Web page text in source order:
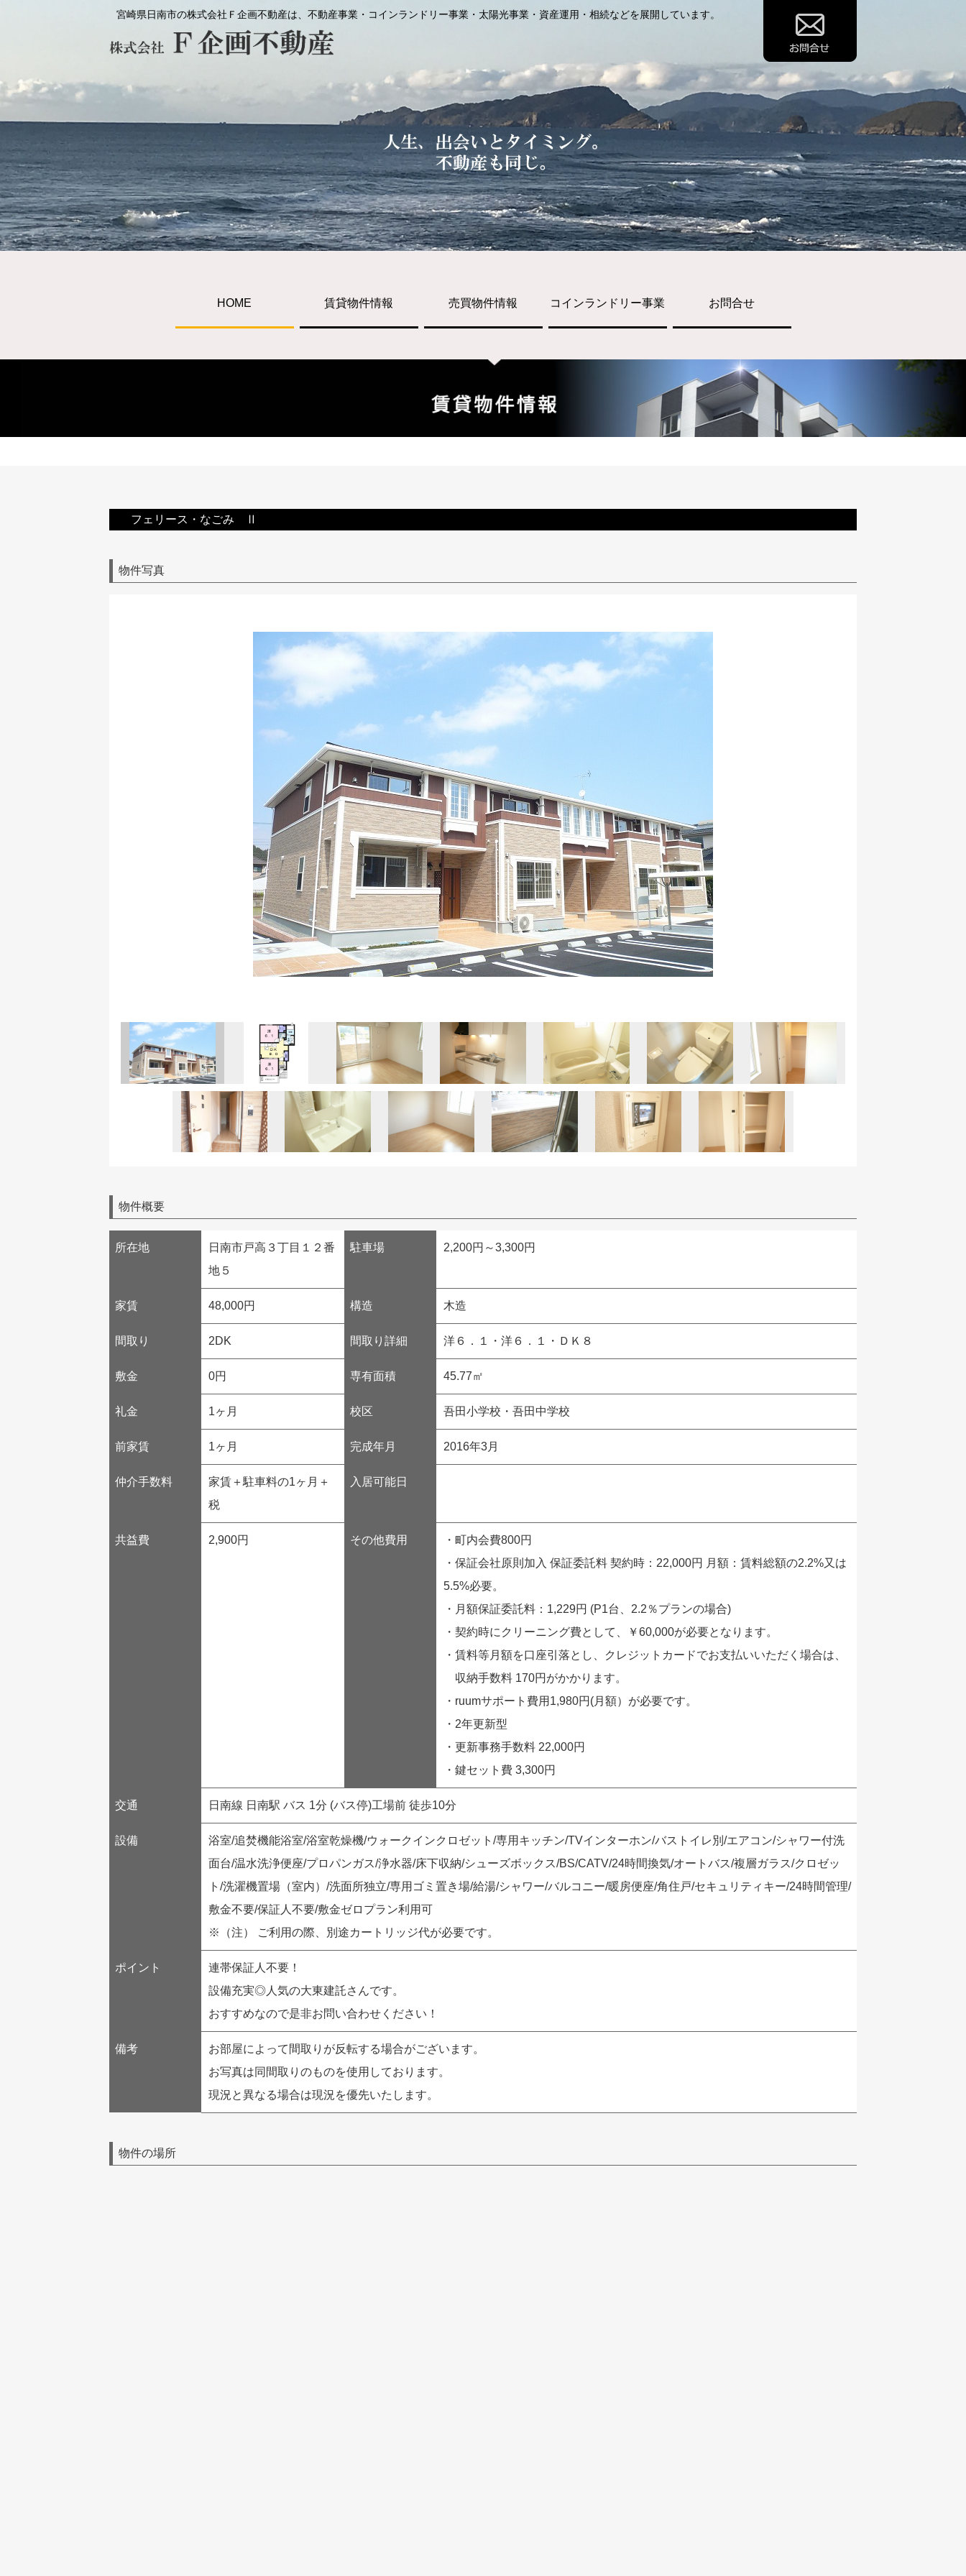
宮崎県日南市の株式会社Ｆ企画不動産は、不動産事業・コインランドリー事業・太陽光事業・資産運用・相続などを展開しています。
HOME 賃貸物件情報 売買物件情報 コインランドリー事業 お問合せ
フェリース・なごみ Ⅱ
物件写真
物件概要
所在地
日南市戸高３丁目１２番
地５
駐車場 2,200円～3,300円
家賃 48,000円 構造 木造
間取り 2DK 間取り詳細 洋６．１・洋６．１・ＤＫ８
敷金 0円 専有面積 45.77㎡
礼金 1ヶ月 校区 吾田小学校・吾田中学校
前家賃 1ヶ月 完成年月 2016年3月
仲介手数料
家賃＋駐車料の1ヶ月＋
税
入居可能日
共益費 2,900円 その他費用
・町内会費800円
・保証会社原則加入 保証委託料 契約時：22,000円 月額：賃料総額の2.2%又は
5.5%必要。
・月額保証委託料：1,229円 (P1台、2.2％プランの場合)
・契約時にクリーニング費として、￥60,000が必要となります。
・賃料等月額を口座引落とし、クレジットカードでお支払いいただく場合は、
収納手数料 170円がかかります。
・ruumサポート費用1,980円(月額）が必要です。
・2年更新型
・更新事務手数料 22,000円
・鍵セット費 3,300円
交通 日南線 日南駅 バス 1分 (バス停)工場前 徒歩10分
設備
浴室/追焚機能浴室/浴室乾燥機/ウォークインクロゼット/専用キッチン/TVインターホン/バストイレ別/エアコン/シャワー付洗
面台/温水洗浄便座/プロパンガス/浄水器/床下収納/シューズボックス/BS/CATV/24時間換気/オートバス/複層ガラス/クロゼッ
ト/洗濯機置場（室内）/洗面所独立/専用ゴミ置き場/給湯/シャワー/バルコニー/暖房便座/角住戸/セキュリティキー/24時間管理/
敷金不要/保証人不要/敷金ゼロプラン利用可
※（注） ご利用の際、別途カートリッジ代が必要です。
ポイント
連帯保証人不要！
設備充実◎人気の大東建託さんです。
おすすめなので是非お問い合わせください！
備考
お部屋によって間取りが反転する場合がございます。
お写真は同間取りのものを使用しております。
現況と異なる場合は現況を優先いたします。
物件の場所